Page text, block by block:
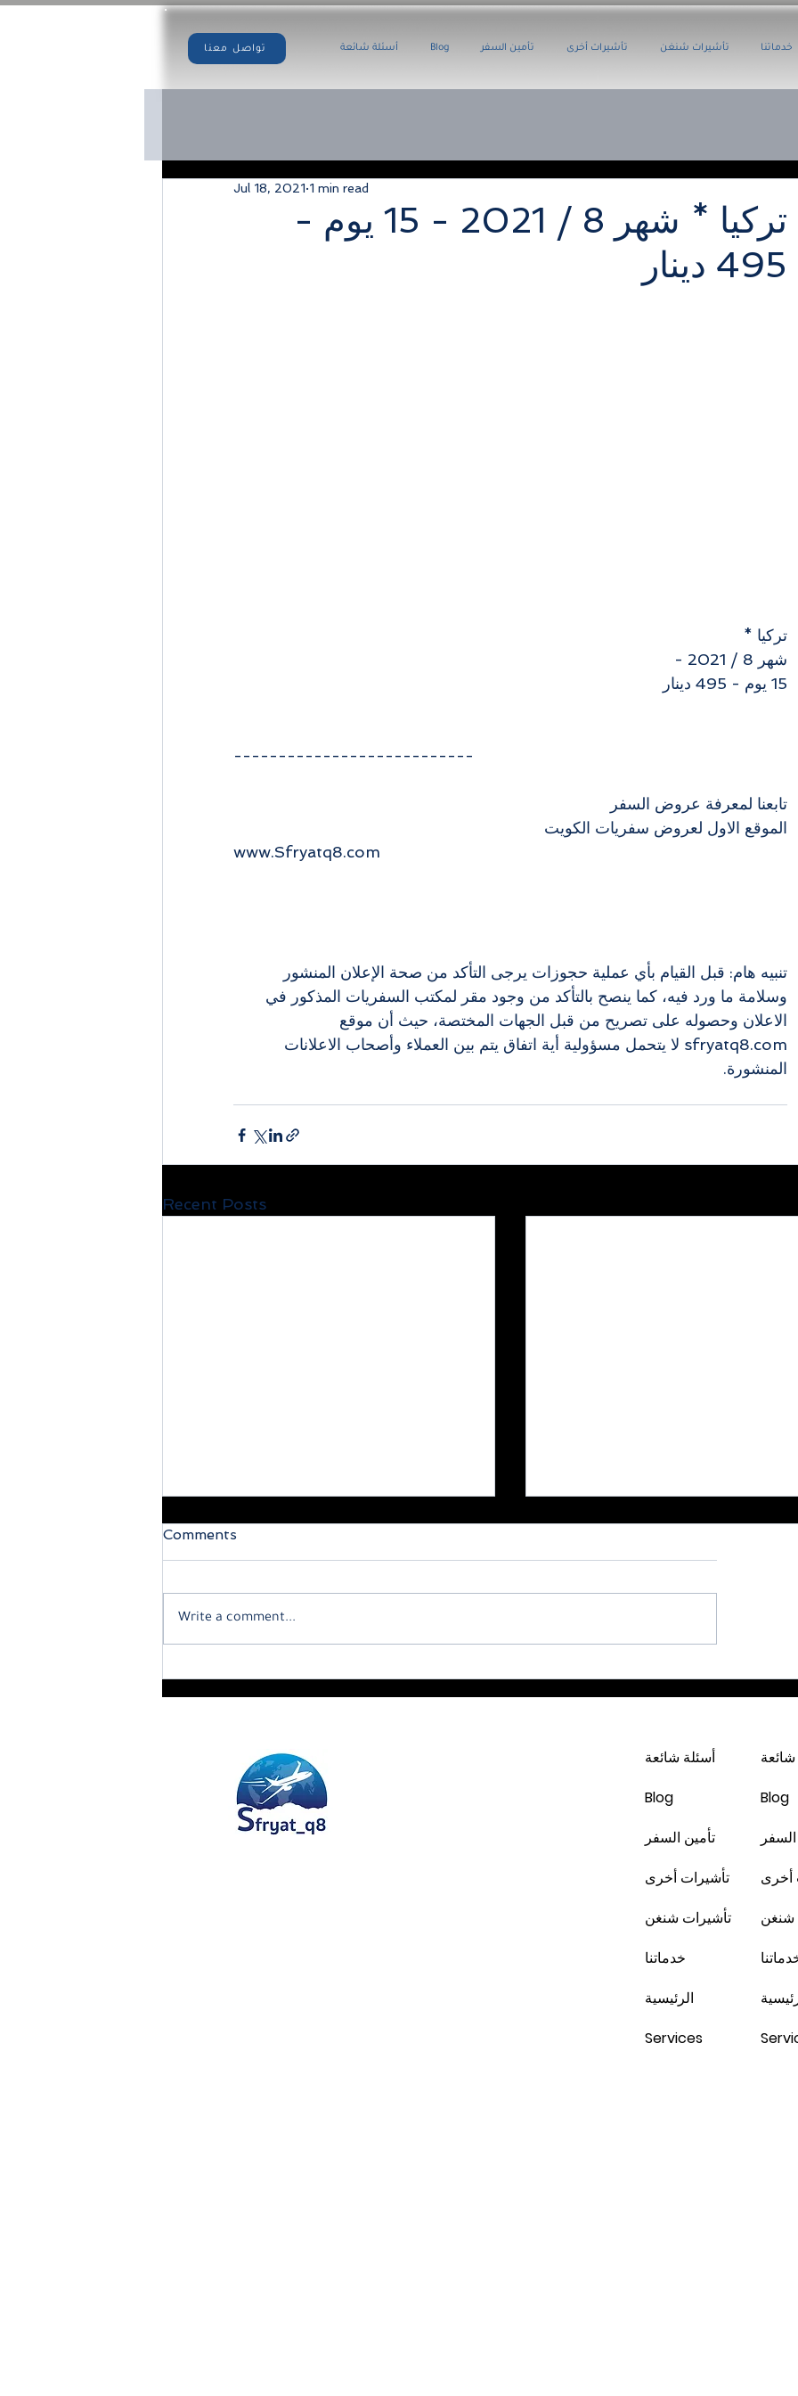
تواصل معنا أسئلة شائعة Blog تأمين السفر تأشيرات أخرى تأشيرات شنغن خدماتنا
تركيا * شهر 8 / 2021 - 15 يوم -
495 دينار
Jul 18, 2021 1 min read
تركيا *
شهر 8 / 2021 -
15 يوم - 495 دينار
---------------------------
تابعنا لمعرفة عروض السفر
الموقع الاول لعروض سفريات الكويت
www.Sfryatq8.com
تنبيه هام: قبل القيام بأي عملية حجوزات يرجى التأكد من صحة الإعلان المنشور
وسلامة ما ورد فيه، كما ينصح بالتأكد من وجود مقر لمكتب السفريات المذكور في
الاعلان وحصوله على تصريح من قبل الجهات المختصة، حيث أن موقع
sfryatq8.com لا يتحمل مسؤولية أية اتفاق يتم بين العملاء وأصحاب الاعلانات
المنشورة.
Recent Posts
Comments
Write a comment...
أسئلة شائعة
Blog
تأمين السفر
تأشيرات أخرى
تأشيرات شنغن
خدماتنا
الرئيسية
Services
Blog
أخرى
شنغن